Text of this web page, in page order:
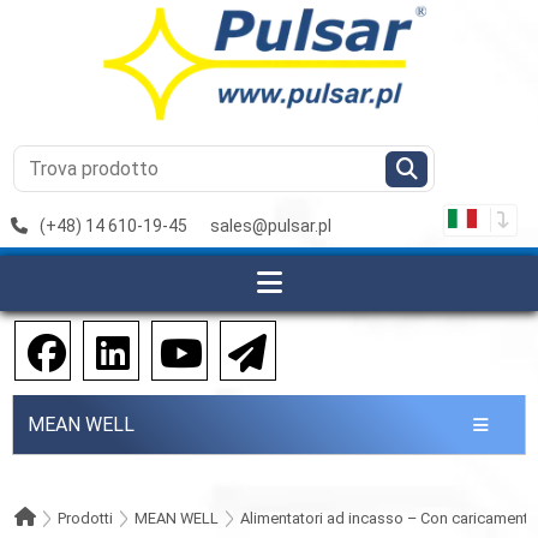
(+48) 14 610-19-45 sales@pulsar.pl
MEAN WELL
Prodotti MEAN WELL Alimentatori ad incasso – Con